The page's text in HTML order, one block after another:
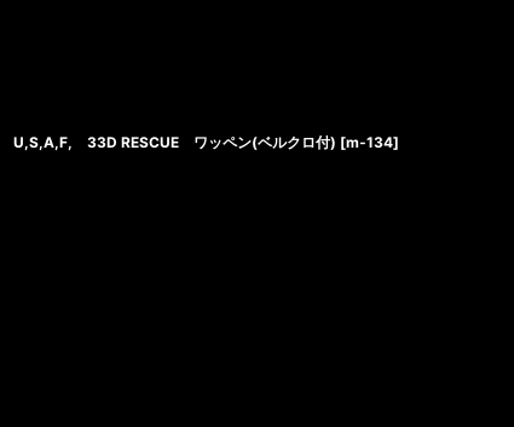
U,S,A,F, 33D RESCUE ワッペン(ベルクロ付) [m‐134]